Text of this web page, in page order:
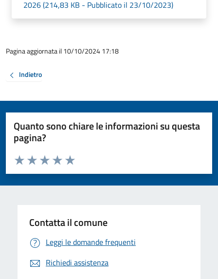
2026 (214,83 KB - Pubblicato il 23/10/2023)
Pagina aggiornata il 10/10/2024 17:18
Indietro
Quanto sono chiare le informazioni su questa
pagina?
Valuta da 1 a 5 stelle la pagina
Valuta 5 stelle su 5
Valuta 4 stelle su 5
Valuta 3 stelle su 5
Valuta 2 stelle su 5
Valuta 1 stelle su 5
Contatta il comune
Leggi le domande frequenti
Richiedi assistenza